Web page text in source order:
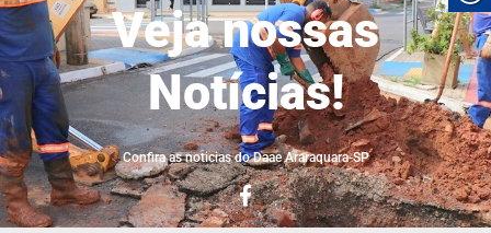
Veja nossas
Notícias!
Confira as noticias do Daae Araraquara-SP